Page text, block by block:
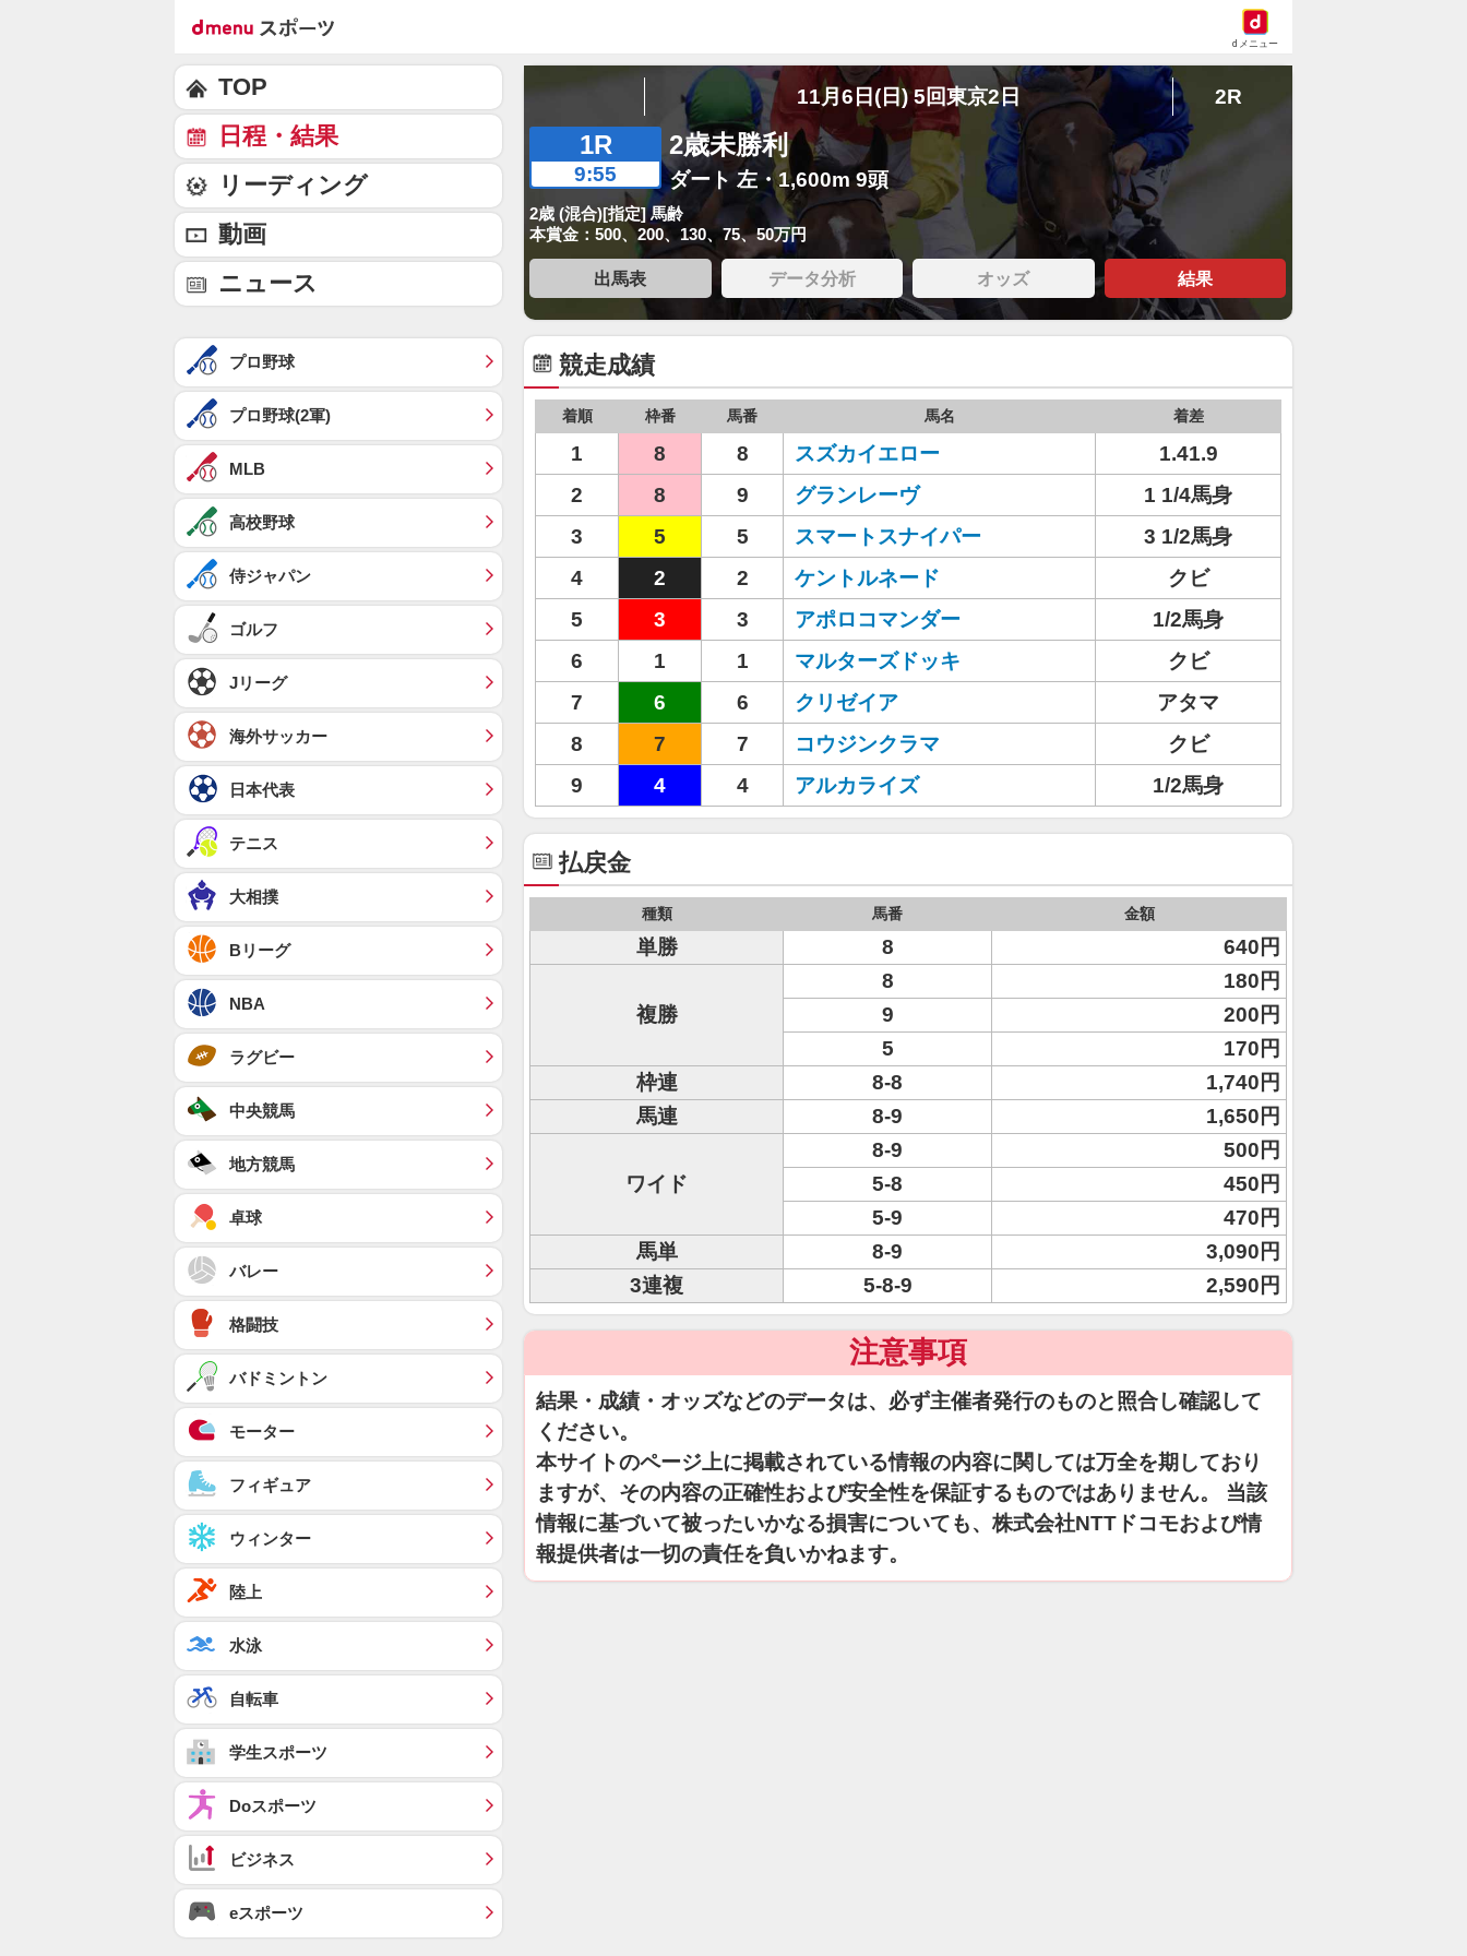
dメニュー
11月6日(日) 5回東京2日 2R
1R
9:55
2歳未勝利
ダート 左・1,600m 9頭
2歳 (混合)[指定] 馬齢
本賞金：500、200、130、75、50万円
出馬表 データ分析 オッズ 結果
競走成績
着順 枠番 馬番 馬名 着差
1 8 8 スズカイエロー
1.41.9
2
8 9 グランレーヴ
1 1/4馬身
3
5 5 スマートスナイパー
3 1/2馬身
4
2 2 ケントルネード
クビ
5
3 3 アポロコマンダー
1/2馬身
6
1 1 マルターズドッキ
クビ
7
6 6 クリゼイア
アタマ
8
7 7 コウジンクラマ
クビ
9
4 4 アルカライズ 1/2馬身
払戻金
種類 馬番 金額
単勝 8 640円
複勝
8
180円
9
200円
5
170円
枠連
8-8
1,740円
馬連
8-9 1,650円
ワイド
8-9
500円
5-8
450円
5-9
470円
馬単
8-9
3,090円
3連複
5-8-9 2,590円
注意事項
結果・成績・オッズなどのデータは、必ず主催者発行のものと照合し確認して
ください。
本サイトのページ上に掲載されている情報の内容に関しては万全を期しており
ますが、その内容の正確性および安全性を保証するものではありません。 当該
情報に基づいて被ったいかなる損害についても、株式会社NTTドコモおよび情
報提供者は一切の責任を負いかねます。
TOP
日程・結果
リーディング
動画
ニュース
プロ野球
プロ野球(2軍)
MLB
高校野球
侍ジャパン
ゴルフ
Jリーグ
海外サッカー
日本代表
テニス
大相撲
Bリーグ
NBA
ラグビー
中央競馬
地方競馬
卓球
バレー
格闘技
バドミントン
モーター
フィギュア
ウィンター
陸上
水泳
自転車
学生スポーツ
Doスポーツ
ビジネス
eスポーツ